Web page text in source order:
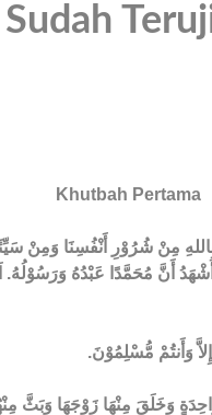
Khutbah Pertama
مِنْ شُرُوْرِ أَنْفُسِنَا وَمِنْ
وَأَشْهَدُ أَنَّ مُحَمَّدًا عَبْدُهُ
إِلاَّ وَأَنتُمْ مُّسْلِمُوْنَ.
وَخَلَقَ مِنْهَا زَوْجَهَا وَبَثَّ